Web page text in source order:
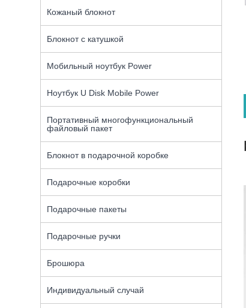
Кожаный блокнот
Блокнот с катушкой
Мобильный ноутбук Power
Ноутбук U Disk Mobile Power
Портативный многофункциональный
файловый пакет
Блокнот в подарочной коробке
Подарочные коробки
Подарочные пакеты
Подарочные ручки
Брошюра
Индивидуальный случай